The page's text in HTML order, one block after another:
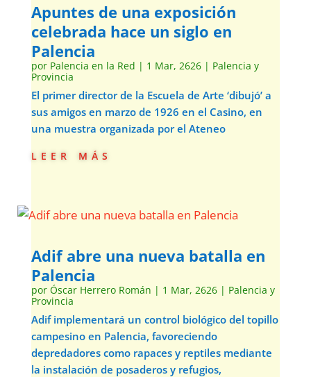
Apuntes de una exposición
celebrada hace un siglo en
Palencia
por Palencia en la Red | 1 Mar, 2626| Palencia y
Provincia
El primer director de la Escuela de Arte ‘dibujó’ a
sus amigos en marzo de 1926 en el Casino, en
una muestra organizada por el Ateneo
leer más
Adif abre una nueva batalla en
Palencia
por Óscar Herrero Román | 1 Mar, 2626| Palencia y
Provincia
Adif implementará un control biológico del topillo
campesino en Palencia, favoreciendo
depredadores como rapaces y reptiles mediante
la instalación de posaderos y refugios,